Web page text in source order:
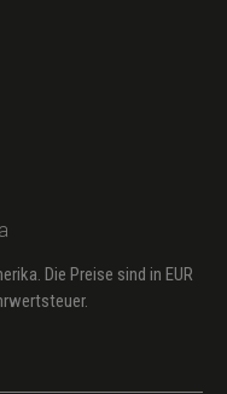
Die Preise sind in EUR